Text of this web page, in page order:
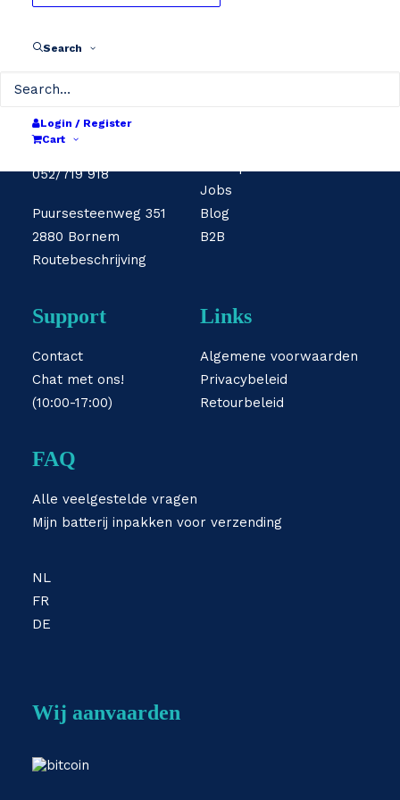
Search
Login / Register
Cart
Contact
info@bikebat.be
052/719 918
Puursesteenweg 351
2880 Bornem
Routebeschrijving
Jobs
Blog
B2B
Support
Contact
Chat met ons!
(10:00-17:00)
Links
Algemene voorwaarden
Privacybeleid
Retourbeleid
FAQ
Alle veelgestelde vragen
Mijn batterij inpakken voor verzending
NL
FR
DE
Wij aanvaarden